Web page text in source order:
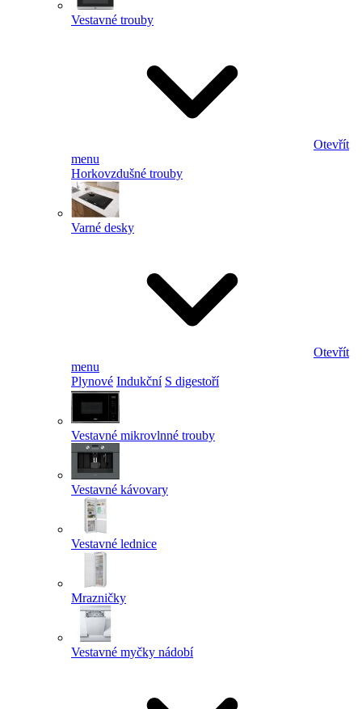
Vestavné trouby
Otevřít
menu
Horkovzdušné trouby
Varné desky
Otevřít
menu
Plynové Indukční S digestoří
Vestavné mikrovlnné trouby
Vestavné kávovary
Vestavné lednice
Mrazničky
Vestavné myčky nádobí